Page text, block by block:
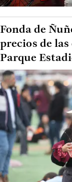
Fonda de
precios de
Parque